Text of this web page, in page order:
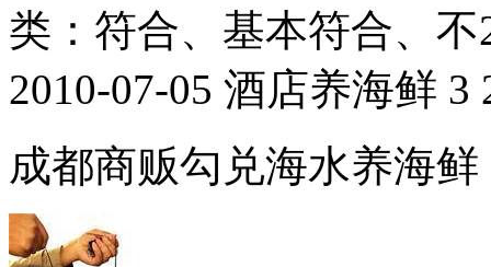
类：符合、基本符合、不
2010-07-05 酒店养海鲜 3
成都商贩勾兑海水养海